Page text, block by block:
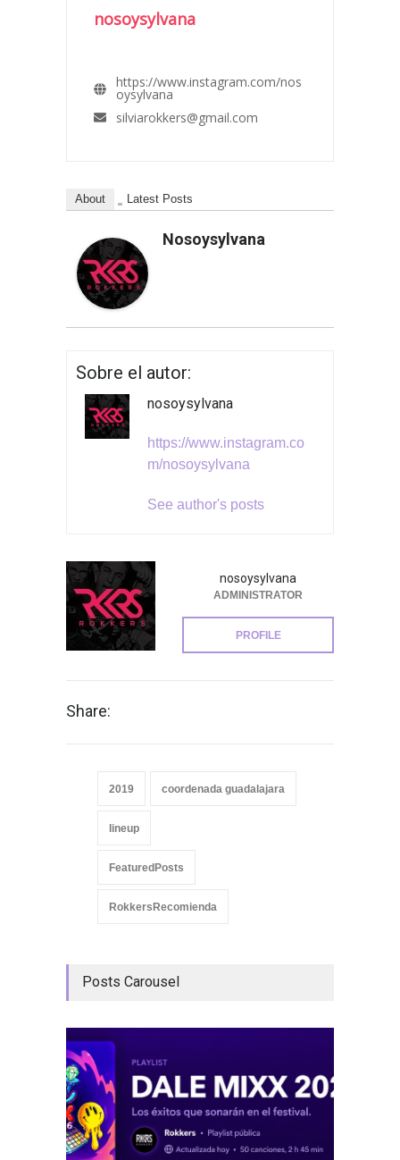
nosoysylvana
https://www.instagram.com/nos
oysylvana
silviarokkers@gmail.com
About Latest Posts
Nosoysylvana
Sobre el autor:
nosoysylvana
https://www.instagram.co
m/nosoysylvana
See author's posts
nosoysylvana
ADMINISTRATOR
PROFILE
Share:
2019 coordenada guadalajara
lineup
FeaturedPosts
RokkersRecomienda
Posts Carousel